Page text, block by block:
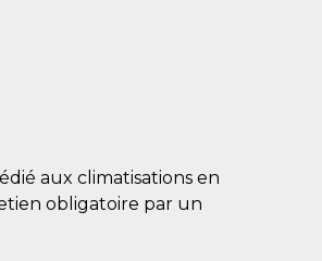
aux climatisations en
obligatoire par un